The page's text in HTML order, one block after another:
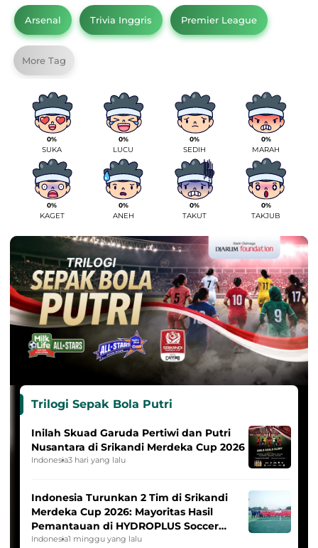
Arsenal Trivia Inggris Premier League
More Tag
0%
SUKA
0%
LUCU
0%
SEDIH
0%
MARAH
0%
KAGET
0%
ANEH
0%
TAKUT
0%
TAKJUB
Trilogi Sepak Bola Putri
Inilah Skuad Garuda Pertiwi dan Putri
Nusantara di Srikandi Merdeka Cup 2026
Indonesia3 hari yang lalu
Indonesia Turunkan 2 Tim di Srikandi
Merdeka Cup 2026: Mayoritas Hasil
Pemantauan di HYDROPLUS Soccer
League
Indonesia1 minggu yang lalu